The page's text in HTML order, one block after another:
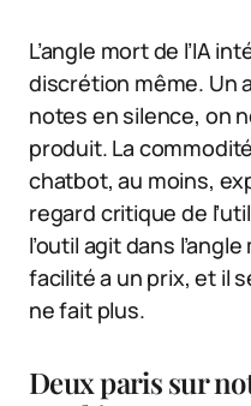
L’angle mort de l’IA
discrétion même. Un
notes en silence, on
produit. La
chatbot, au moins,
regard critique de
l’outil agit dans
facilité a un prix, et il
ne fait plus.
Deux paris sur